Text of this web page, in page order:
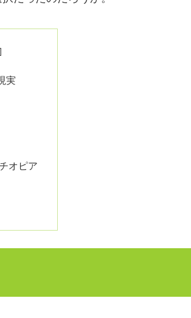
実
オピア